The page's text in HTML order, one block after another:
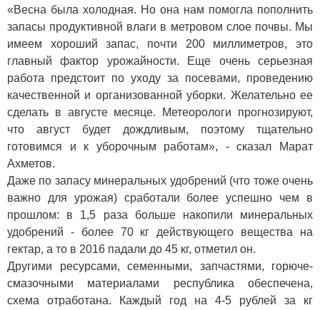
«Весна была холодная. Но она нам помогла пополнить
запасы продуктивной влаги в метровом слое почвы. Мы
имеем хороший запас, почти 200 миллиметров, это
главный фактор урожайности. Еще очень серьезная
работа предстоит по уходу за посевами, проведению
качественной и организованной уборки. Желательно ее
сделать в августе месяце. Метеорологи прогнозируют,
что август будет дождливым, поэтому тщательно
готовимся и к уборочным работам», - сказал Марат
Ахметов.
Даже по запасу минеральных удобрений (что тоже очень
важно для урожая) сработали более успешно чем в
прошлом: в 1,5 раза больше накопили минеральных
удобрений - более 70 кг действующего вещества на
гектар, а то в 2016 падали до 45 кг, отметил он.
Другими ресурсами, семенными, запчастями, горюче-
смазочными материалами республика обеспечена,
схема отработана. Каждый год на 4-5 рублей за кг